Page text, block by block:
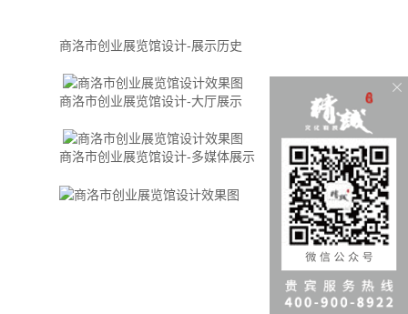
商洛市创业展览馆设计-展示历史
商洛市创业展览馆设计-大厅展示
商洛市创业展览馆设计-多媒体展示